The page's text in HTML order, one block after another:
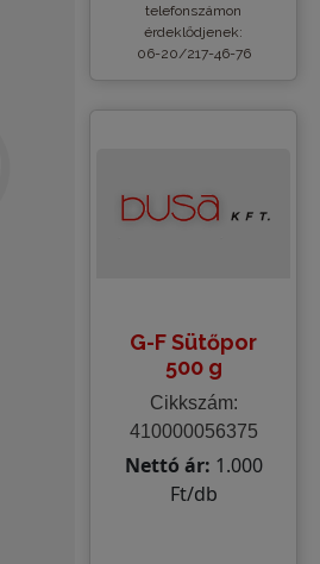
telefonszámon
érdeklődjenek:
06-20/217-46-76
G-F Sütőpor
500 g
Cikkszám:
410000056375
Nettó ár: 1.000
Ft/db